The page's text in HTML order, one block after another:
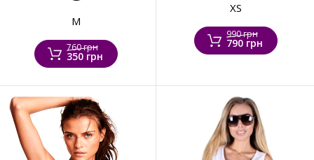
M
760 грн
350 грн
XS
990 грн
790 грн